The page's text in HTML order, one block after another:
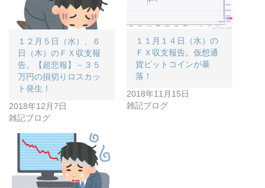
１２月５日（水）、６
日（木）のＦＸ収支報
告。【超悲報】－３５
万円の損切りロスカッ
ト発生！
2018年12月7日
雑記ブログ
１１月１４日（水）の
ＦＸ収支報告。仮想通
貨ビットコインが暴
落！
2018年11月15日
雑記ブログ